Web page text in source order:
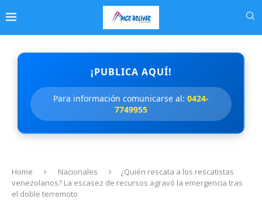
¡PUBLICA AQUÍ!
Para información comunicarse al: 0424-
7749955
Home Nacionales
¿Quién rescata a los rescatistas
venezolanos? La escasez de recursos agravó la emergencia tras
el doble terremoto